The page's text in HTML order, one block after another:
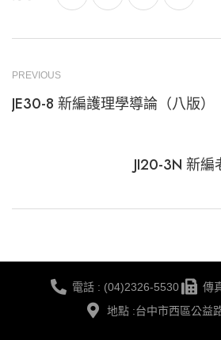
PREVIOUS
JE30-8 新編護理學導論（八版）
JI20-3N 新編
電話 : (04)2326-5530
傳
地點 :台中市西區公益